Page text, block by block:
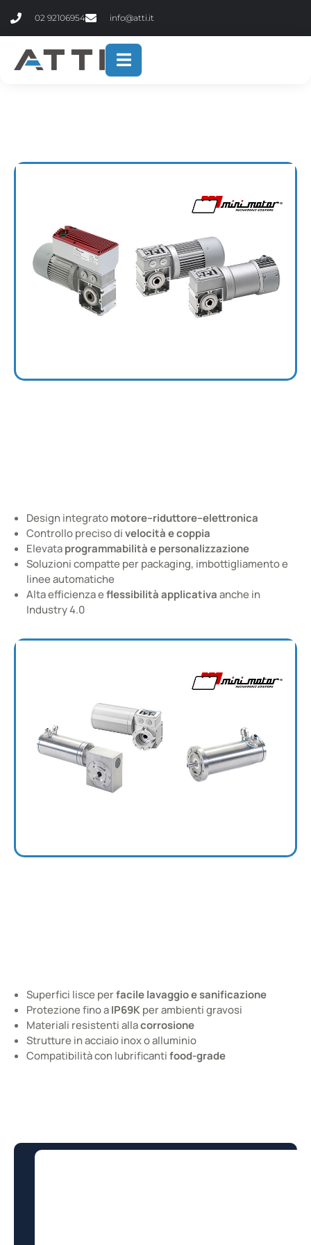
02 92106954 info@atti.it
Design integratomotore–riduttore–elettronica
Controllo preciso divelocità e coppia
Elevataprogrammabilità e personalizzazione
Soluzioni compatte per packaging, imbottigliamento e
linee automatiche
Alta efficienza eflessibilità applicativaanche in
Industry 4.0
Superfici lisce perfacile lavaggio e sanificazione
Protezione fino aIP69Kper ambienti gravosi
Materiali resistenti allacorrosione
Strutture in acciaio inox o alluminio
Compatibilità con lubrificantifood-grade